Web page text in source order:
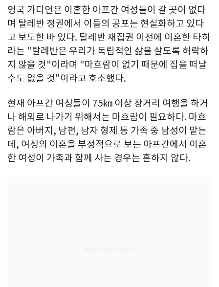
영국 가디언은 이혼한 아프간 여성들이 갈 곳이 없다
며 탈레반 정권에서 이들의 공포는 현실화하고 있다
고 보도한 바 있다. 탈레반 재집권 이전에 이혼한 타히
라는 "탈레반은 우리가 독립적인 삶을 살도록 허락하
지 않을 것"이라며 "마흐람이 없기 때문에 집을 떠날
수도 없을 것"이라고 호소했다.
현재 아프간 여성들이 75㎞ 이상 장거리 여행을 하거
나 해외로 나가기 위해서는 마흐람이 필요하다. 마흐
람은 아버지, 남편, 남자 형제 등 가족 중 남성이 맡는
데, 여성의 이혼을 부정적으로 보는 아프간에서 이혼
한 여성이 가족과 함께 사는 경우는 흔하지 않다.